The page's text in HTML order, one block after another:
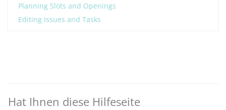
Planning Slots and Openings
Editing Issues and Tasks
Hat Ihnen diese Hilfeseite